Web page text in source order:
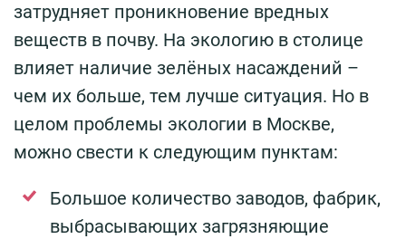
затрудняет проникновение вредных
веществ в почву. На экологию в столице
влияет наличие зелёных насаждений –
чем их больше, тем лучше ситуация. Но в
целом проблемы экологии в Москве,
можно свести к следующим пунктам:
Большое количество заводов, фабрик,
выбрасывающих загрязняющие